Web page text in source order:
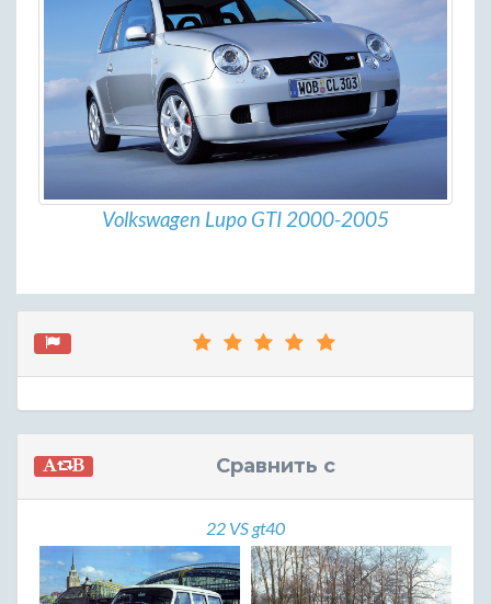
Volkswagen Lupo GTI 2000-2005
Сравнить с
22 VS gt40